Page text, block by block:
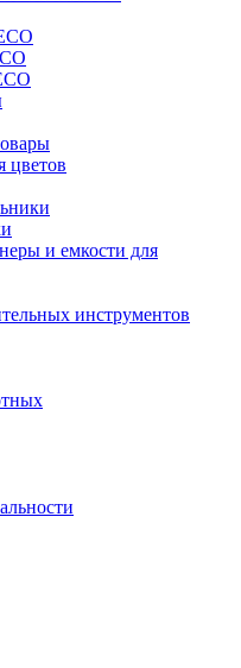
цветов
и емкости для
инструментов